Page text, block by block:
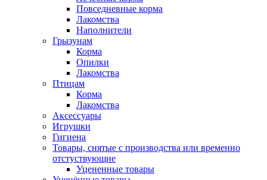
Повседневные корма
Лакомства
Наполнители
Грызунам
Корма
Опилки
Лакомства
Птицам
Корма
Лакомства
Аксессуары
Игрушки
Гигиена
Товары, снятые с производства или временно
отстуствующие
Уцененные товары